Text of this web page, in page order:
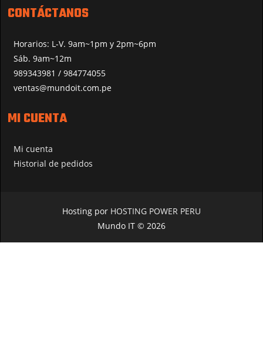
CONTÁCTANOS
Horarios: L-V. 9am~1pm y 2pm~6pm
Sáb. 9am~12m
989343981 / 984774055
ventas@mundoit.com.pe
MI CUENTA
Mi cuenta
Historial de pedidos
Hosting por HOSTING POWER PERU
Mundo IT © 2026